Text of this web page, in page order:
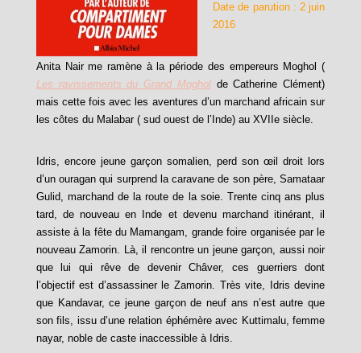
Date de parution : 2 juin
2016
Anita Nair me ramène à la période des empereurs Moghol (
Les ravissements du Grand Mogholde Catherine Clément)
mais cette fois avec les aventures d’un marchand africain sur
les côtes du Malabar ( sud ouest de l’Inde) au XVIIe siècle.
Idris, encore jeune garçon somalien, perd son œil droit lors
d’un ouragan qui surprend la caravane de son père, Samataar
Gulid, marchand de la route de la soie. Trente cinq ans plus
tard, de nouveau en Inde et devenu marchand itinérant, il
assiste à la fête du Mamangam, grande foire organisée par le
nouveau Zamorin. Là, il rencontre un jeune garçon, aussi noir
que lui qui rêve de devenir Châver, ces guerriers dont
l’objectif est d’assassiner le Zamorin. Très vite, Idris devine
que Kandavar, ce jeune garçon de neuf ans n’est autre que
son fils, issu d’une relation éphémère avec Kuttimalu, femme
nayar, noble de caste inaccessible à Idris.